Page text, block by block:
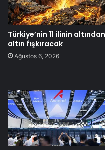
Türkiye’nin 11 ilinin altından
altın fışkıracak
Ağustos 6, 2026